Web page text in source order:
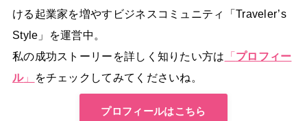
ける起業家を増やすビジネスコミュニティ「Traveler’s
Style」を運営中。
私の成功ストーリーを詳しく知りたい方は 「プロフィー
ル」 をチェックしてみてくださいね。
プロフィールはこちら